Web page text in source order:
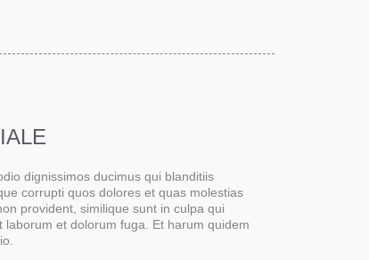
dignissimos ducimus qui blanditiis
corrupti quos dolores et quas molestias
provident, similique sunt in culpa qui
et dolorum fuga. Et harum quidem